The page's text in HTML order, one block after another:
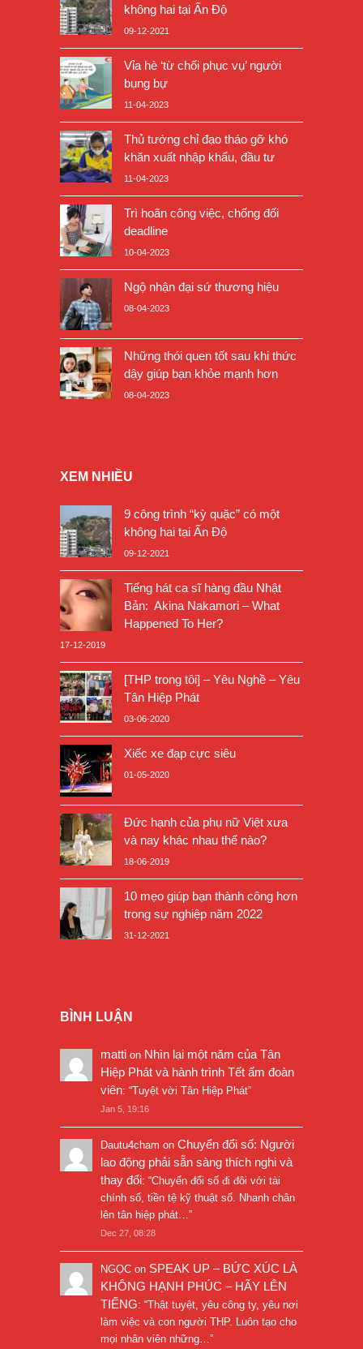
không hai tại Ấn Độ
09-12-2021
Vỉa hè ‘từ chối phục vụ’ người
bụng bự
11-04-2023
Thủ tướng chỉ đạo tháo gỡ khó
khăn xuất nhập khẩu, đầu tư
11-04-2023
Trì hoãn công việc, chống đối
deadline
10-04-2023
Ngộ nhận đại sứ thương hiệu
08-04-2023
Những thói quen tốt sau khi thức
dậy giúp bạn khỏe mạnh hơn
08-04-2023
XEM NHIỀU
9 công trình “kỳ quặc” có một
không hai tại Ấn Độ
09-12-2021
Tiếng hát ca sĩ hàng đầu Nhật
Bản: Akina Nakamori – What
Happened To Her?
17-12-2019
[THP trong tôi] – Yêu Nghề – Yêu
Tân Hiệp Phát
03-06-2020
Xiếc xe đạp cực siêu
01-05-2020
Đức hạnh của phụ nữ Việt xưa
và nay khác nhau thế nào?
18-06-2019
10 mẹo giúp bạn thành công hơn
trong sự nghiệp năm 2022
31-12-2021
BÌNH LUẬN
matti on Nhìn lại một năm của Tân
Hiệp Phát và hành trình Tết ấm đoàn
viên: “Tuyệt vời Tân Hiệp Phát”
Jan 5, 19:16
Dautu4cham on Chuyển đổi số: Người
lao động phải sẵn sàng thích nghi và
thay đổi: “Chuyển đổi số đi đôi với tài
chính số, tiền tệ kỹ thuật số. Nhanh chân
lên tân hiệp phát… ”
Dec 27, 08:28
NGỌC on SPEAK UP – BỨC XÚC LÀ
KHÔNG HẠNH PHÚC – HÃY LÊN
TIẾNG: “Thật tuyệt, yêu công ty, yêu nơi
làm việc và con người THP. Luôn tạo cho
mọi nhân viên những… ”